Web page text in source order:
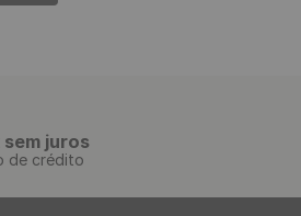
juros
de crédito